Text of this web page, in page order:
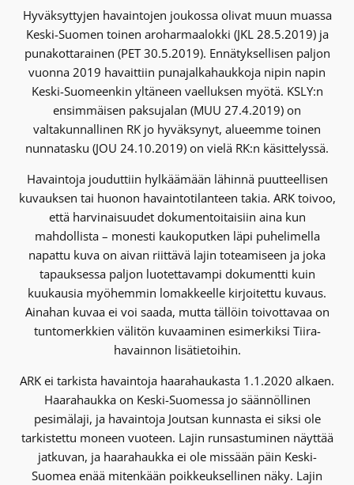
Hyväksyttyjen havaintojen joukossa olivat muun muassa
Keski-Suomen toinen aroharmaalokki (JKL 28.5.2019) ja
punakottarainen (PET 30.5.2019). Ennätyksellisen paljon
vuonna 2019 havaittiin punajalkahaukkoja nipin napin
Keski-Suomeenkin yltäneen vaelluksen myötä. KSLY:n
ensimmäisen paksujalan (MUU 27.4.2019) on
valtakunnallinen RK jo hyväksynyt, alueemme toinen
nunnatasku (JOU 24.10.2019) on vielä RK:n käsittelyssä.
Havaintoja jouduttiin hylkäämään lähinnä puutteellisen
kuvauksen tai huonon havaintotilanteen takia. ARK toivoo,
että harvinaisuudet dokumentoitaisiin aina kun
mahdollista – monesti kaukoputken läpi puhelimella
napattu kuva on aivan riittävä lajin toteamiseen ja joka
tapauksessa paljon luotettavampi dokumentti kuin
kuukausia myöhemmin lomakkeelle kirjoitettu kuvaus.
Ainahan kuvaa ei voi saada, mutta tällöin toivottavaa on
tuntomerkkien välitön kuvaaminen esimerkiksi Tiira-
havainnon lisätietoihin.
ARK ei tarkista havaintoja haarahaukasta 1.1.2020 alkaen.
Haarahaukka on Keski-Suomessa jo säännöllinen
pesimälaji, ja havaintoja Joutsan kunnasta ei siksi ole
tarkistettu moneen vuoteen. Lajin runsastuminen näyttää
jatkuvan, ja haarahaukka ei ole missään päin Keski-
Suomea enää mitenkään poikkeuksellinen näky. Lajin